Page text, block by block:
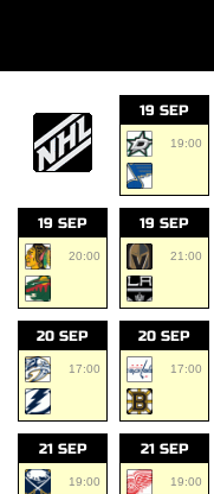
19 SEP
19:00
19 SEP
20:00
19 SEP
21:00
20 SEP
17:00
20 SEP
17:00
21 SEP
19:00
21 SEP
19:00